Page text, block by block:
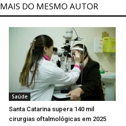
MAIS DO MESMO AUTOR
Saúde
Santa Catarina supera 140 mil
cirurgias oftalmológicas em 2025